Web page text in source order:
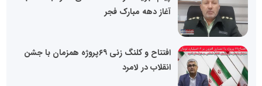
آغاز دهه مبارک فجر
افتتاح و کلنگ زنی ۶۹پروژه همزمان با جشن
انقلاب در لامرد